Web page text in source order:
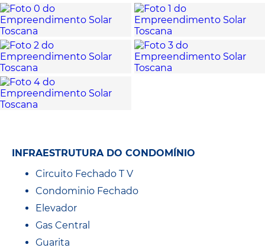
INFRAESTRUTURA DO CONDOMÍNIO
Circuito Fechado T V
Condominio Fechado
Elevador
Gas Central
Guarita